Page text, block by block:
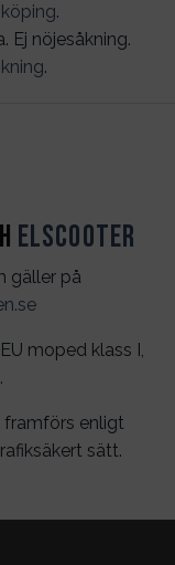
.
Ej nöjesåkning.
.
Elscooter
gäller på
moped klass I,
framförs enligt
sätt.